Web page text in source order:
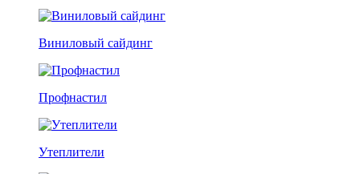
Виниловый сайдинг
Профнастил
Утеплители